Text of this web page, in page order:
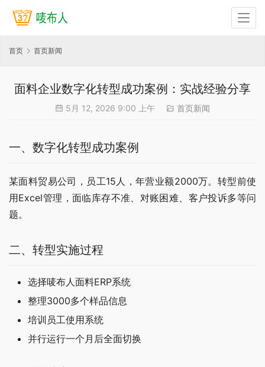
首页 首页新闻
面料企业数字化转型成功案例：实战经验分享
5月 12, 2026 9:00 上午 首页新闻
一、数字化转型成功案例
某面料贸易公司，员工15人，年营业额2000万。转型前使
用Excel管理，面临库存不准、对账困难、客户投诉多等问
题。
二、转型实施过程
选择唛布人面料ERP系统
整理3000多个样品信息
培训员工使用系统
并行运行一个月后全面切换